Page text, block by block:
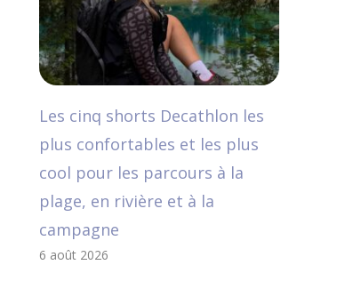
Les cinq shorts Decathlon les
plus confortables et les plus
cool pour les parcours à la
plage, en rivière et à la
campagne
6 août 2026